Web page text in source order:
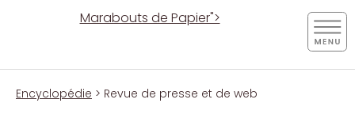
Marabouts de Papier">
Encyclopédie > Revue de presse et de web